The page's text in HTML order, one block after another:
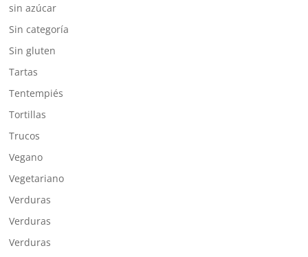
sin azúcar
Sin categoría
Sin gluten
Tartas
Tentempiés
Tortillas
Trucos
Vegano
Vegetariano
Verduras
Verduras
Verduras